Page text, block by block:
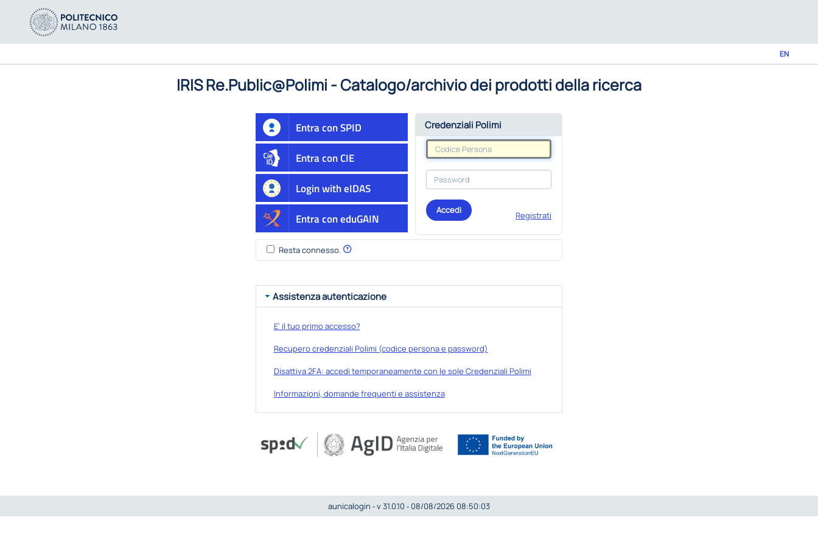
EN
IRIS Re.Public@Polimi - Catalogo/archivio dei prodotti della ricerca
Entra con SPID
Entra con CIE
Login with eIDAS
Entra con eduGAIN
Credenziali Polimi
Accedi
Registrati
Resta connesso.
Assistenza autenticazione
E' il tuo primo accesso?
Recupero credenziali Polimi (codice persona e password)
Disattiva 2FA: accedi temporaneamente con le sole Credenziali Polimi
Informazioni, domande frequenti e assistenza
aunicalogin ‐ v 31.0.10 ‐ 08/08/2026 08:50:03